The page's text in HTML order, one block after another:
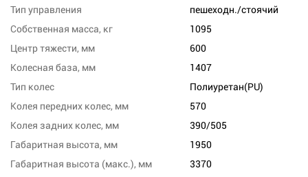
Тип управления
пешеходн./стоячий
Собственная масса, кг
1095
Центр тяжести, мм
600
Колесная база, мм
1407
Тип колес
Полиуретан(PU)
Колея передних колес, мм
570
Колея задних колес, мм
390/505
Габаритная высота, мм
1950
Габаритная высота (макс.), мм
3370